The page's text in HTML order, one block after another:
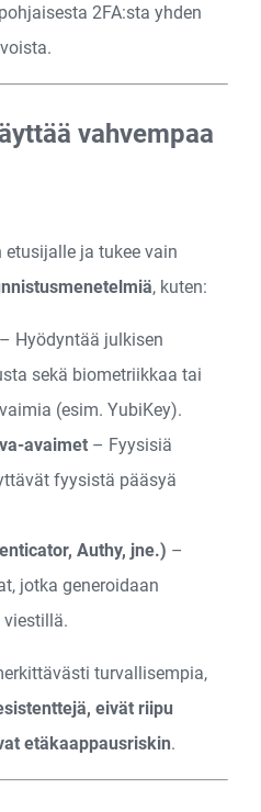
2FA:sta yhden
vahvempaa
ja tukee vain
, kuten:
– Hyödyntää julkisen
sekä biometriikkaa tai
(esim. YubiKey).
avaimet – Fyysisiä
fyysistä pääsyä
Authy, jne.) –
jotka generoidaan
viestillä.
turvallisempia,
eivät riipu
etäkaappausriskin.